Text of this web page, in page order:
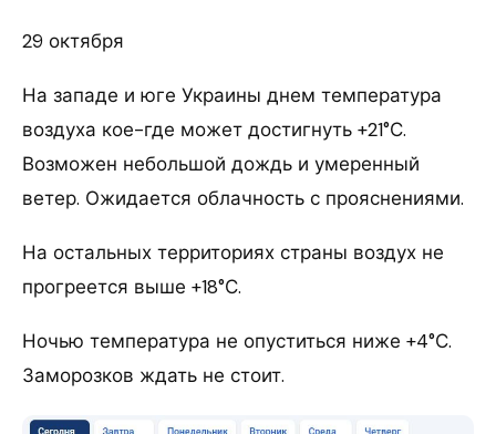
29 октября
На западе и юге Украины днем температура
воздуха кое-где может достигнуть +21°С.
Возможен небольшой дождь и умеренный
ветер. Ожидается облачность с прояснениями.
На остальных территориях страны воздух не
прогреется выше +18°С.
Ночью температура не опуститься ниже +4°С.
Заморозков ждать не стоит.